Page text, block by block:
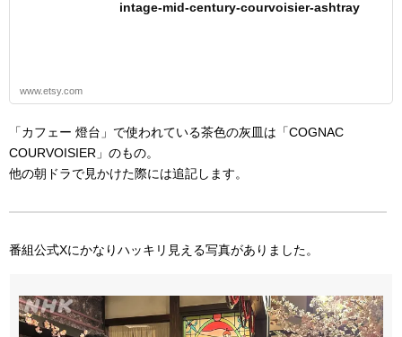
intage-mid-century-courvoisier-ashtray
www.etsy.com
「カフェー 燈台」で使われている茶色の灰皿は「COGNAC
COURVOISIER」のもの。
他の朝ドラで見かけた際には追記します。
番組公式Xにかなりハッキリ見える写真がありました。